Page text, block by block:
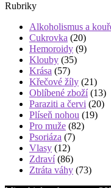
Rubriky
Alkoholismus a
Cukrovka (20)
Hemoroidy (9)
Klouby (35)
Krása (57)
Křečové žíly (21)
Oblíbené zboží(13)
Paraziti a červi (20)
Plíseň nohou (19)
Pro muže (82)
Psoriáza (7)
Vlasy (12)
Zdraví(86)
Ztráta váhy (73)